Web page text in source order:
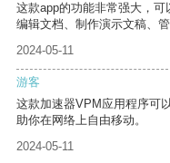
这款app的功能非常强大，
编辑文档、制作演示文稿、管
2024-05-11
游客
这款加速器VPM应用程序可
助你在网络上自由移动。
2024-05-11